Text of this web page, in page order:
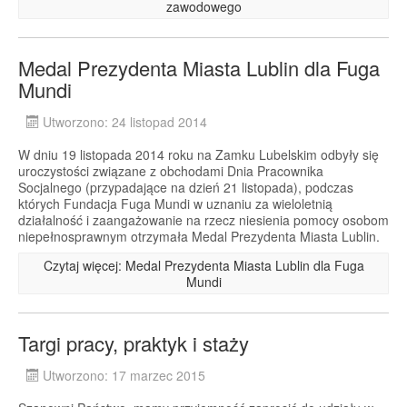
zawodowego
Medal Prezydenta Miasta Lublin dla Fuga
Mundi
Utworzono: 24 listopad 2014
W dniu 19 listopada 2014 roku na Zamku Lubelskim odbyły się
uroczystości związane z obchodami Dnia Pracownika
Socjalnego (przypadające na dzień 21 listopada), podczas
których Fundacja Fuga Mundi w uznaniu za wieloletnią
działalność i zaangażowanie na rzecz niesienia pomocy osobom
niepełnosprawnym otrzymała Medal Prezydenta Miasta Lublin.
Czytaj więcej: Medal Prezydenta Miasta Lublin dla Fuga
Mundi
Targi pracy, praktyk i staży
Utworzono: 17 marzec 2015